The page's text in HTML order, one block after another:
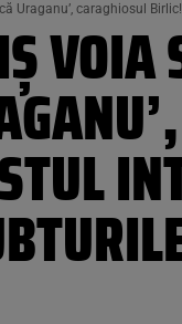
Uraganu’, caraghiosul